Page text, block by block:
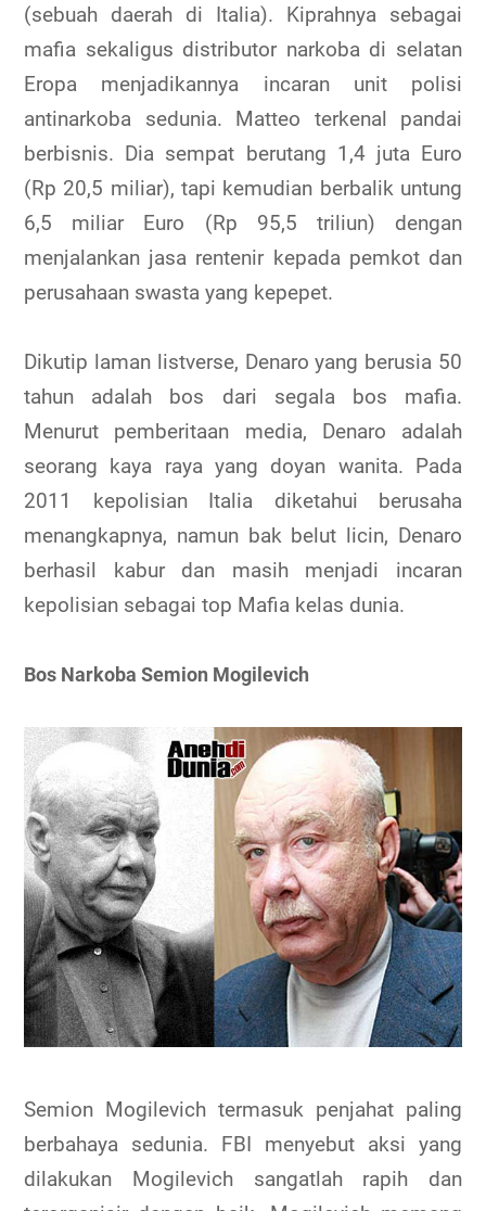
(sebuah daerah di Italia). Kiprahnya sebagai
mafia sekaligus distributor narkoba di selatan
Eropa menjadikannya incaran unit polisi
antinarkoba sedunia. Matteo terkenal pandai
berbisnis. Dia sempat berutang 1,4 juta Euro
(Rp 20,5 miliar), tapi kemudian berbalik untung
6,5 miliar Euro (Rp 95,5 triliun) dengan
menjalankan jasa rentenir kepada pemkot dan
perusahaan swasta yang kepepet.
Dikutip laman listverse, Denaro yang berusia 50
tahun adalah bos dari segala bos mafia.
Menurut pemberitaan media, Denaro adalah
seorang kaya raya yang doyan wanita. Pada
2011 kepolisian Italia diketahui berusaha
menangkapnya, namun bak belut licin, Denaro
berhasil kabur dan masih menjadi incaran
kepolisian sebagai top Mafia kelas dunia.
Bos Narkoba Semion Mogilevich
Semion Mogilevich termasuk penjahat paling
berbahaya sedunia. FBI menyebut aksi yang
dilakukan Mogilevich sangatlah rapih dan